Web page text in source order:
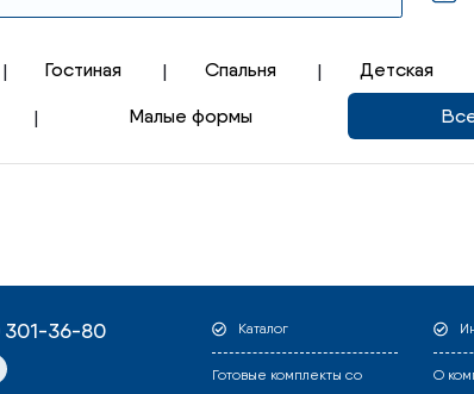
Гостиная Спальня Детская
Малые формы
301-36-80 Каталог
Готовые комплекты со
О